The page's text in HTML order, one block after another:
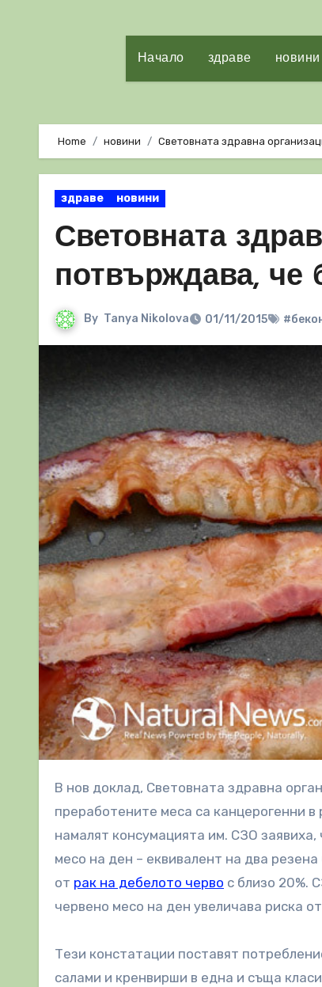
Начало здраве новини
Home новини Световната здравна
здраве новини
Световната
потвърждава, че
By Tanya Nikolova 01/11/2015
В нов доклад, Световната здравна организация (СЗО) потвърди, че беконът, червеното месо и
преработените меса са канцерогенни
намалят консумацията им. СЗО
месо на ден – еквивалент на два
от рак на дебелото черво с близо 20%.
червено месо на ден увеличава риска от
Тези констатации поставят
салами и кренвирши в една и съща